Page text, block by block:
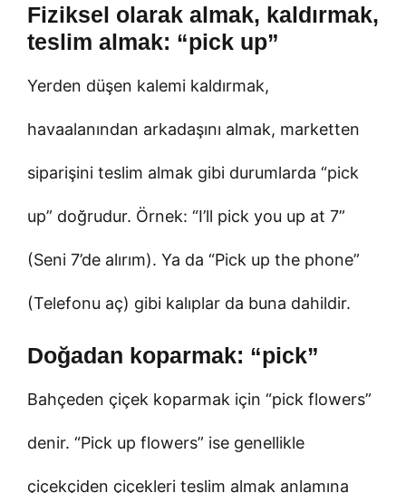
Fiziksel olarak almak, kaldırmak,
teslim almak: “pick up”
Yerden düşen kalemi kaldırmak,
havaalanından arkadaşını almak, marketten
siparişini teslim almak gibi durumlarda “pick
up” doğrudur. Örnek: “I’ll pick you up at 7”
(Seni 7’de alırım). Ya da “Pick up the phone”
(Telefonu aç) gibi kalıplar da buna dahildir.
Doğadan koparmak: “pick”
Bahçeden çiçek koparmak için “pick flowers”
denir. “Pick up flowers” ise genellikle
çiçekçiden çiçekleri teslim almak anlamına